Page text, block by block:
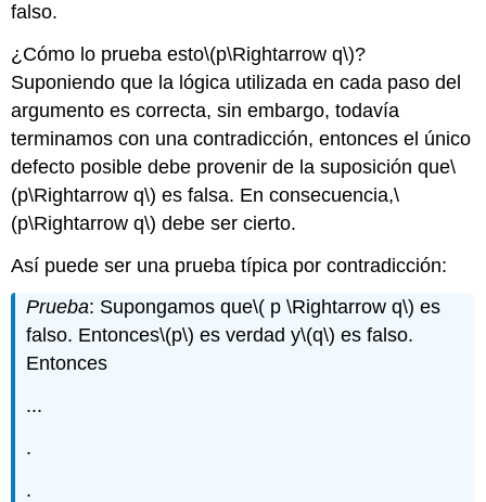
falso.
¿Cómo lo prueba esto\(p\Rightarrow q\)?
Suponiendo que la lógica utilizada en cada paso del
argumento es correcta, sin embargo, todavía
terminamos con una contradicción, entonces el único
defecto posible debe provenir de la suposición que\
(p\Rightarrow q\) es falsa. En consecuencia,\
(p\Rightarrow q\) debe ser cierto.
Así puede ser una prueba típica por contradicción:
Prueba: Supongamos que\( p \Rightarrow q\) es
falso. Entonces\(p\) es verdad y\(q\) es falso.
Entonces
...
.
.